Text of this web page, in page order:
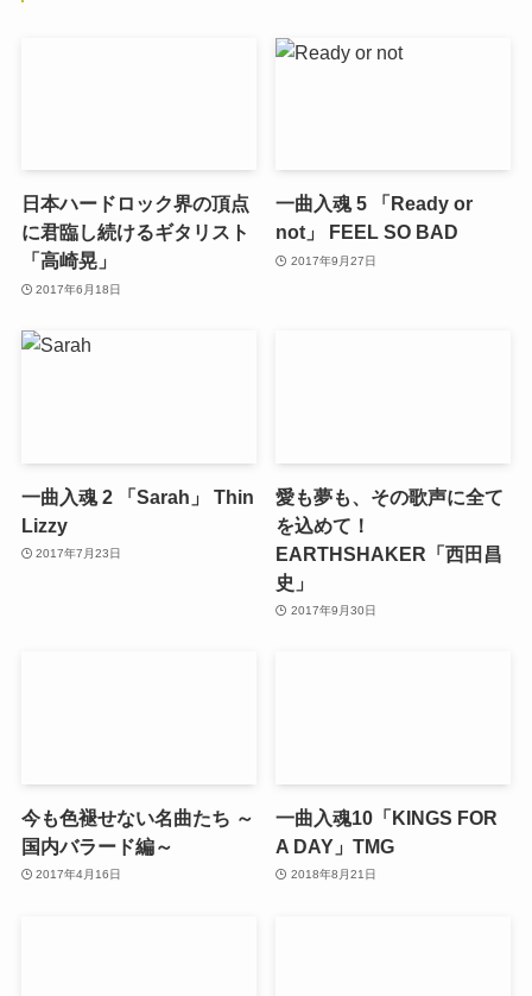
日本ハードロック界の頂点
に君臨し続けるギタリスト
「高崎晃」
2017年6月18日
一曲入魂 5 「Ready or
not」 FEEL SO BAD
2017年9月27日
一曲入魂 2 「Sarah」 Thin
Lizzy
2017年7月23日
愛も夢も、その歌声に全て
を込めて！
EARTHSHAKER「西田昌
史」
2017年9月30日
今も色褪せない名曲たち ～
国内バラード編～
2017年4月16日
一曲入魂10「KINGS FOR
A DAY」TMG
2018年8月21日